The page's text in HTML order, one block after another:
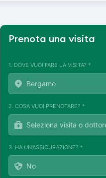
Prenota una visita
1. DOVE VUOI FARE LA VISITA? *
2. COSA VUOI PRENOTARE? *
3. HA UN'ASSICURAZIONE? *